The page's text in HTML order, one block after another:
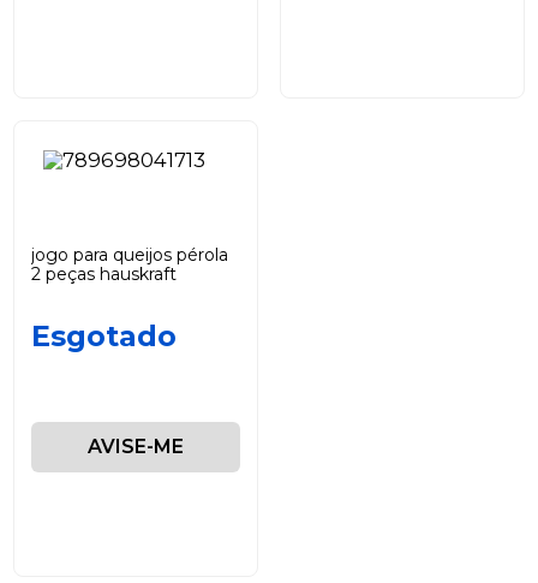
jogo para queijos pérola
2 peças hauskraft
Esgotado
AVISE-ME